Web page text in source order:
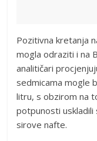
Pozitivna kretanja
mogla odraziti i na
analitičari
sedmicama mogle
litru, s obzirom na
potpunosti uskladili
sirove nafte.